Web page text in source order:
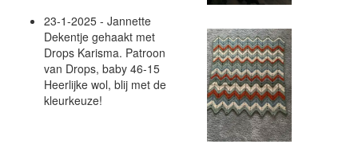
23-1-2025 - Jannette
Dekentje gehaakt met
Drops Karisma. Patroon
van Drops, baby 46-15
Heerlijke wol, blij met de
kleurkeuze!